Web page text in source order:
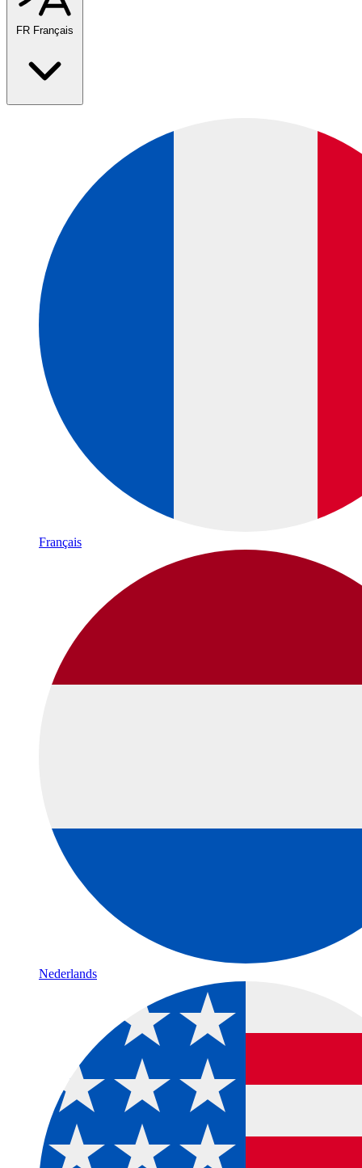
FR Français
Français
Nederlands